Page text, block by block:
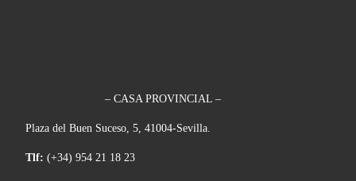
– CASA PROVINCIAL –
Plaza del Buen Suceso, 5, 41004-Sevilla.
Tlf: (+34) 954 21 18 23